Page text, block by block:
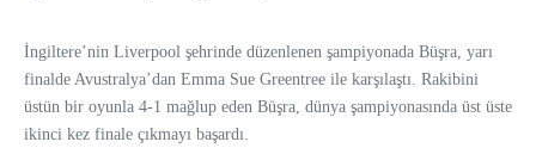
İngiltere’nin Liverpool şehrinde düzenlenen şampiyonada Büşra, yarı
finalde Avustralya’dan Emma Sue Greentree ile karşılaştı. Rakibini
üstün bir oyunla 4-1 mağlup eden Büşra, dünya şampiyonasında üst üste
ikinci kez finale çıkmayı başardı.